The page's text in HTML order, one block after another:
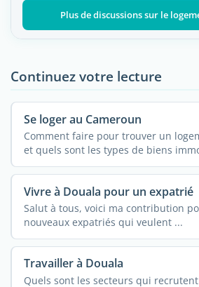
Plus de discussions sur le
Continuez votre lecture
Se loger au Cameroun
Comment faire pour trouver un
et quels sont les types de biens
Vivre à Douala pour un expatrié
Salut à tous, voici ma contribution
nouveaux expatriés qui veulent ...
Travailler à Douala
Quels sont les secteurs qui recrutent